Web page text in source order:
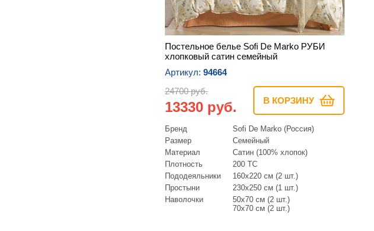
Постельное белье Sofi De Marko РУБИ
хлопковый сатин семейный
Артикул: 94664
24700 руб.
13330 руб. В КОРЗИНУ
Бренд
Sofi De Marko (Россия)
Размер
Семейный
Материал
Сатин (100% хлопок)
Плотность
200 ТС
Пододеяльники
160х220 см (2 шт.)
Простыни
230х250 см (1 шт.)
Наволочки
50х70 см (2 шт.)
70х70 см (2 шт.)